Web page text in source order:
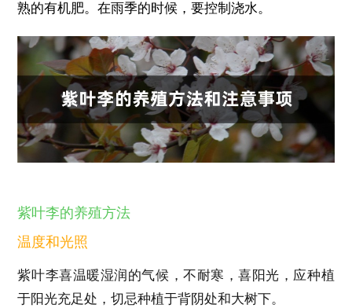
熟的有机肥。在雨季的时候，要控制浇水。
紫叶李的养殖方法
温度和光照
紫叶李喜温暖湿润的气候，不耐寒，喜阳光，应种植
于阳光充足处，切忌种植于背阴处和大树下。